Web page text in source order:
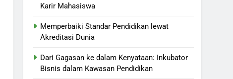
Karir Mahasiswa
Memperbaiki Standar Pendidikan lewat
Akreditasi Dunia
Dari Gagasan ke dalam Kenyataan: Inkubator
Bisnis dalam Kawasan Pendidikan